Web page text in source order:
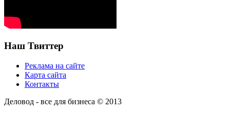
Наш Твиттер
Реклама на сайте
Карта сайта
Контакты
Деловод - все для бизнеса © 2013